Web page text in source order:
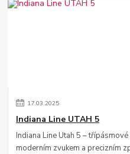
17.03.2025
Indiana Line UTAH 5
Indiana Line Utah 5 –
moderním zvukem a precizním